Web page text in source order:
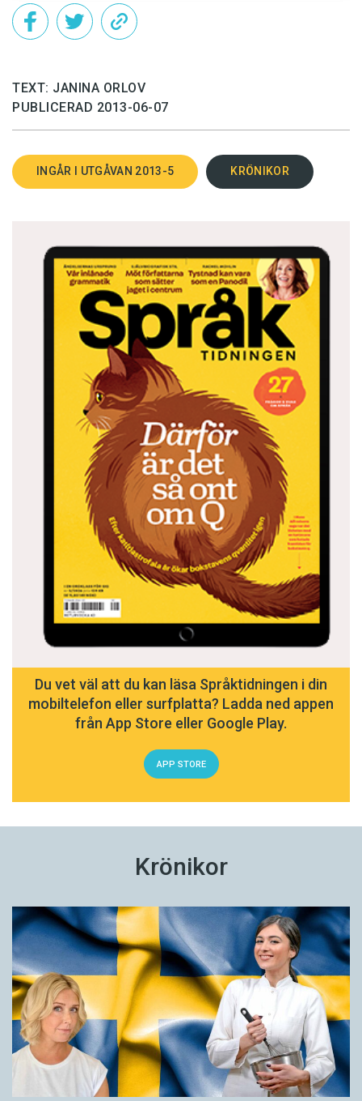
TEXT: JANINA ORLOV
PUBLICERAD 2013-06-07
INGÅR I UTGÅVAN 2013-5 KRÖNIKOR
Du vet väl att du kan läsa Språktidningen i din
mobiltelefon eller surfplatta? Ladda ned appen
från App Store eller Google Play.
APP STORE
Krönikor